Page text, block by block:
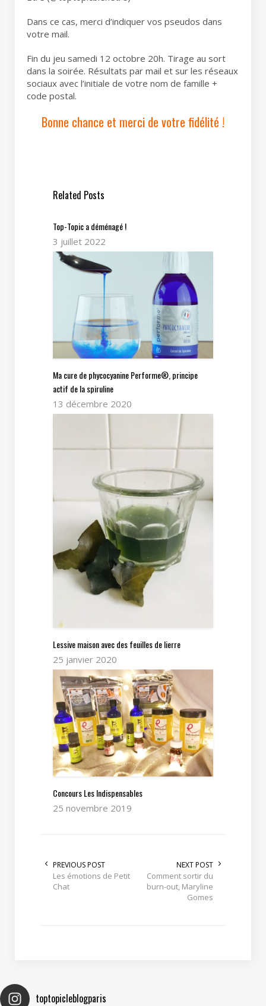
Dans ce cas, merci d’indiquer vos pseudos dans
votre mail.
Fin du jeu samedi 12 octobre 20h. Tirage au sort
dans la soirée. Résultats par mail et sur les réseaux
sociaux avec l’initiale de votre nom de famille +
code postal.
Bonne chance et merci de votre fidélité !
Related Posts
Top-Topic a déménagé !
3 juillet 2022
Ma cure de phycocyanine Performe®, principe
actif de la spiruline
13 décembre 2020
Lessive maison avec des feuilles de lierre
25 janvier 2020
Concours Les Indispensables
25 novembre 2019
PREVIOUS POST
Les émotions de Petit
Chat
NEXT POST
Comment sortir du
burn-out, Maryline
Gomes
toptopicleblogparis